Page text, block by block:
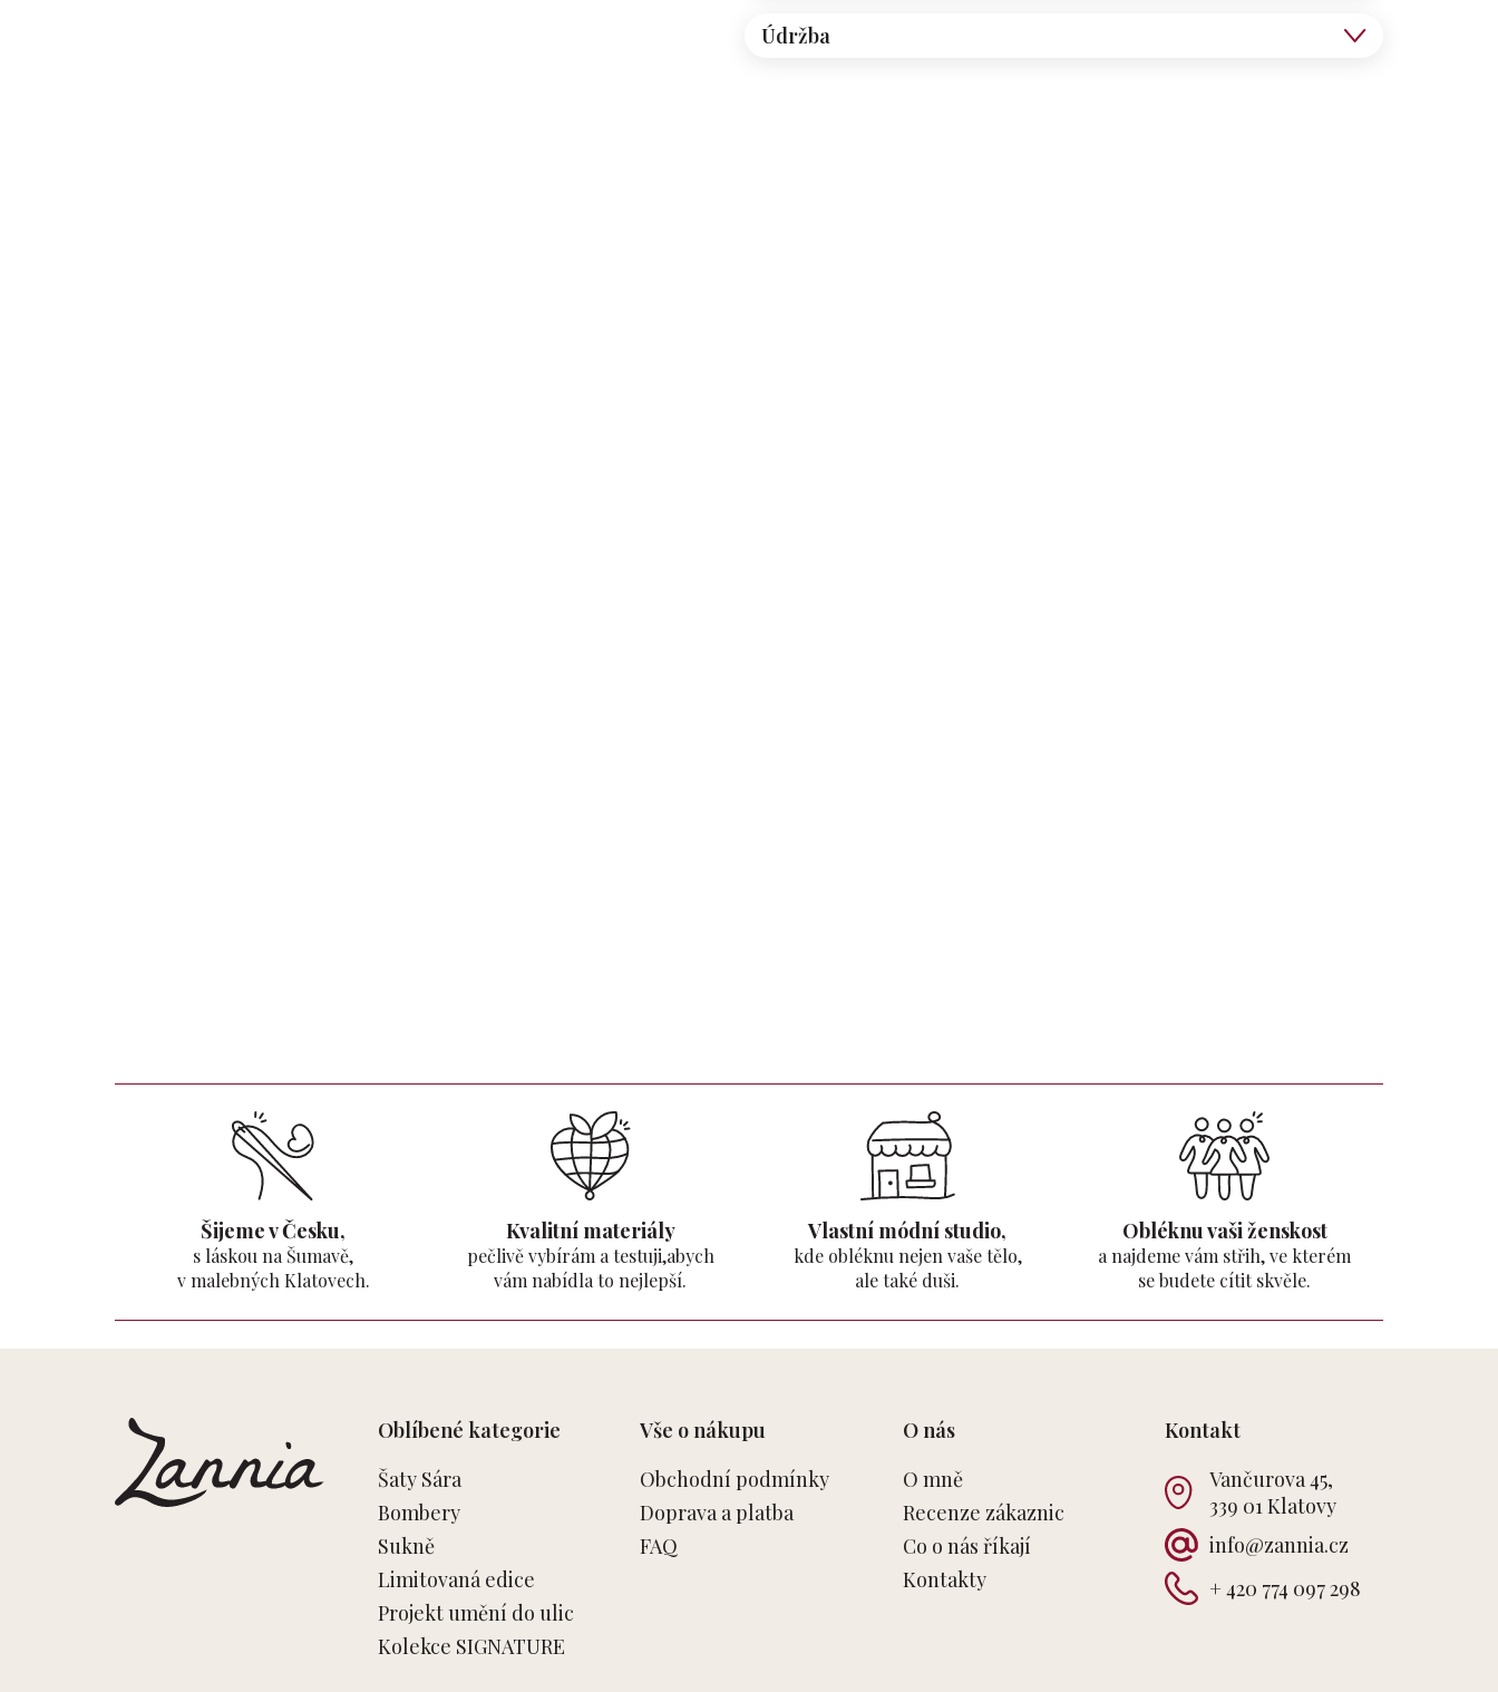
Údržba
Šijeme v Česku,
s láskou na Šumavě,
v malebných Klatovech.
Kvalitní materiály
pečlivě vybírám a testuji,abych
vám nabídla to nejlepší.
Vlastní módní studio,
kde obléknu nejen vaše tělo,
ale také duši.
Obléknu vaši ženskost
a najdeme vám střih, ve kterém
se budete cítit skvěle.
Oblíbené kategorie
Šaty Sára
Bombery
Sukně
Limitovaná edice
Projekt umění do ulic
Kolekce SIGNATURE
Vše o nákupu
Obchodní podmínky
Doprava a platba
FAQ
O nás
O mně
Recenze zákaznic
Co o nás říkají
Kontakty
Kontakt
Vančurova 45,
339 01 Klatovy
info@zannia.cz
+ 420 774 097 298